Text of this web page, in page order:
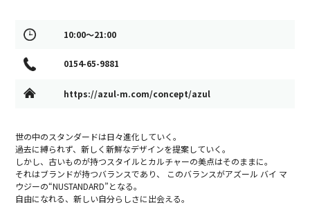
10:00～21:00
0154-65-9881
https://azul-m.com/concept/azul
世の中のスタンダードは日々進化していく。
過去に縛られず、新しく新鮮なデザインを提案していく。
しかし、古いものが持つスタイルとカルチャーの美点はそのままに。
それはブランドが持つバランスであり、 このバランスがアズール バイ マ
ウジーの“NUSTANDARD”となる。
自由になれる、新しい自分らしさに出会える。